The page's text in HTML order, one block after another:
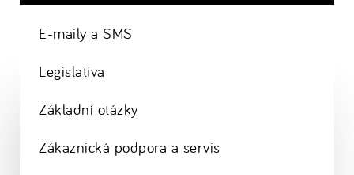
E-maily a SMS
Legislativa
Základní otázky
Zákaznická podpora a servis